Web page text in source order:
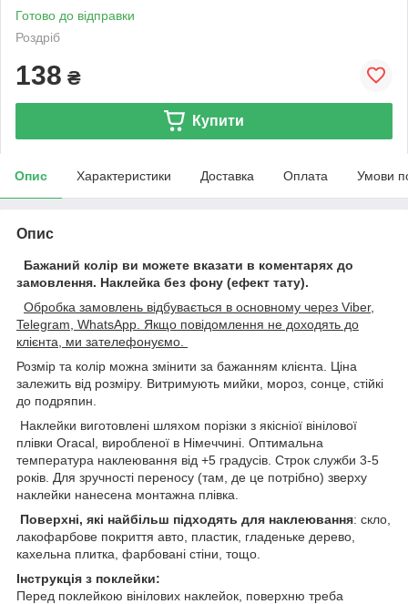
Готово до відправки
Роздріб
138 ₴
Купити
Опис Характеристики Доставка Оплата Умови
Опис
Бажаний колір ви можете вказати в коментарях до
замовлення. Наклейка без фону (ефект тату).
Обробка замовлень відбувається в основному через Viber,
Telegram, WhatsApp. Якщо повідомлення не доходять до
клієнта, ми зателефонуємо.
Розмір та колір можна змінити за бажанням клієнта. Ціна
залежить від розміру. Витримують мийки, мороз, сонце, стійкі
до подряпин.
Наклейки виготовлені шляхом порізки з якісніої вінілової
плівки Oracal, виробленої в Німеччині. Оптимальна
температура наклеювання від +5 градусів. Строк служби 3-5
років. Для зручності переносу (там, де це потрібно) зверху
наклейки нанесена монтажна плівка.
Поверхні, які найбільш підходять для наклеювання: скло,
лакофарбове покриття авто, пластик, гладеньке дерево,
кахельна плитка, фарбовані стіни, тощо.
Інструкція з поклейки:
Перед поклейкою вінілових наклейок, поверхню треба